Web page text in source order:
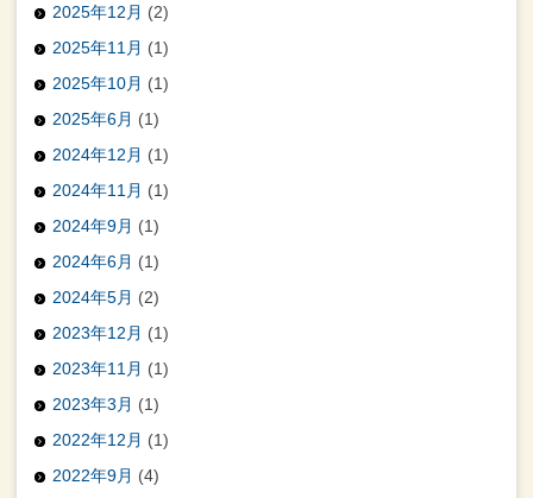
2025年12月 (2)
2025年11月 (1)
2025年10月 (1)
2025年6月 (1)
2024年12月 (1)
2024年11月 (1)
2024年9月 (1)
2024年6月 (1)
2024年5月 (2)
2023年12月 (1)
2023年11月 (1)
2023年3月 (1)
2022年12月 (1)
2022年9月 (4)